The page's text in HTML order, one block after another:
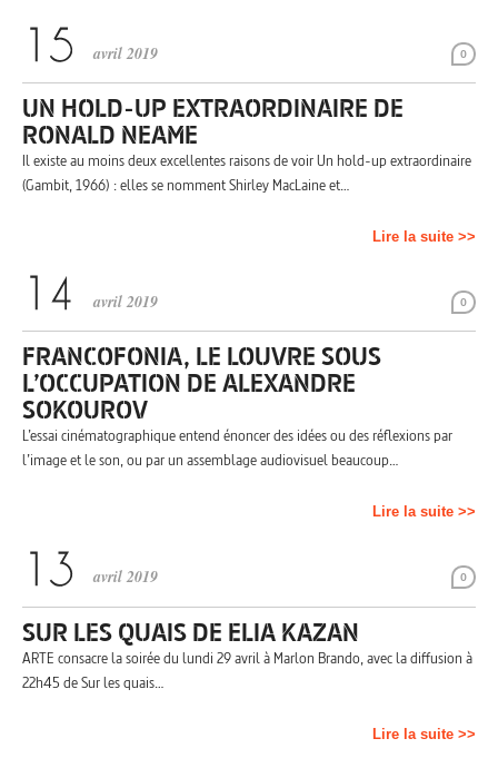
0
avril 2019
UN HOLD-UP EXTRAORDINAIRE DE
RONALD NEAME
Il existe au moins deux excellentes raisons de voir Un hold-up extraordinaire
(Gambit, 1966) : elles se nomment Shirley MacLaine et…
Lire la suite >>
0
avril 2019
FRANCOFONIA, LE LOUVRE SOUS
L’OCCUPATION DE ALEXANDRE
SOKOUROV
L’essai cinématographique entend énoncer des idées ou des réflexions par
l’image et le son, ou par un assemblage audiovisuel beaucoup…
Lire la suite >>
0
avril 2019
SUR LES QUAIS DE ELIA KAZAN
ARTE consacre la soirée du lundi 29 avril à Marlon Brando, avec la diffusion à
22h45 de Sur les quais…
Lire la suite >>